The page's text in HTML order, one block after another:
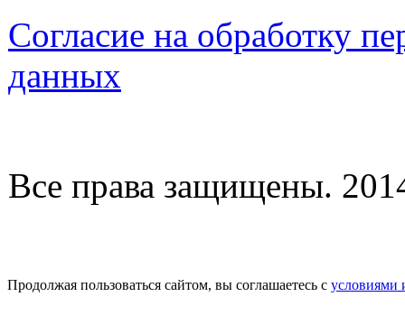
Согласие на обработку
данных
Все права защищены.
Продолжая пользоваться сайтом, вы соглашаетесь с условиями